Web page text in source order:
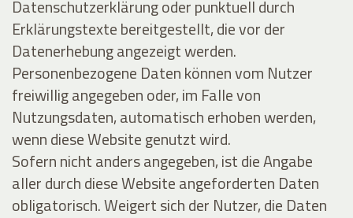
Datenschutzerklärung oder punktuell durch
Erklärungstexte bereitgestellt, die vor der
Datenerhebung angezeigt werden.
Personenbezogene Daten können vom Nutzer
freiwillig angegeben oder, im Falle von
Nutzungsdaten, automatisch erhoben werden,
wenn diese Website genutzt wird.
Sofern nicht anders angegeben, ist die Angabe
aller durch diese Website angeforderten Daten
obligatorisch. Weigert sich der Nutzer, die Daten